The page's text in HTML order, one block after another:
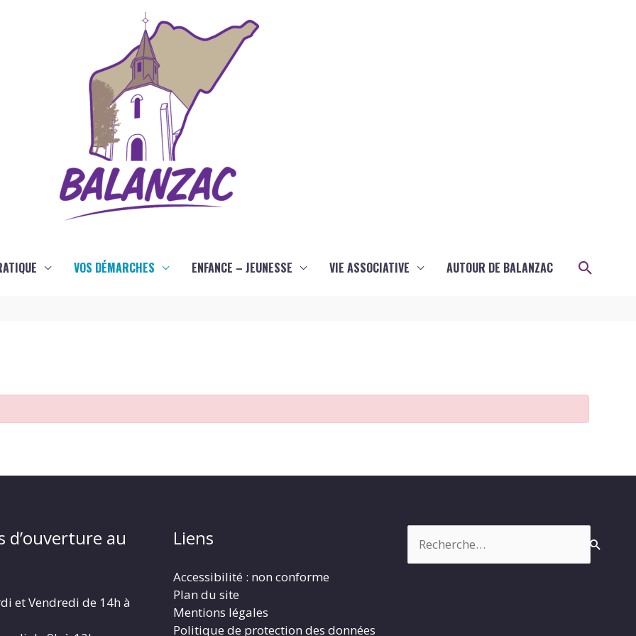
VOS DÉMARCHES ENFANCE – JEUNESSE VIE ASSOCIATIVE AUTOUR DE BALANZAC
d’ouverture au
et Vendredi de 14h à
Liens
Accessibilité : non conforme
Plan du site
Mentions légales
Politique de protection des données